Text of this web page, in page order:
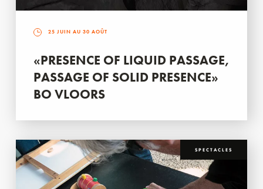
25 JUIN AU 30 AOÛT
«PRESENCE OF LIQUID PASSAGE,
PASSAGE OF SOLID PRESENCE»
BO VLOORS
SPECTACLES